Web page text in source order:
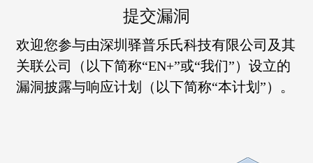
提交漏洞
欢迎您参与由深圳驿普乐氏科技有限公司及其
关联公司（以下简称“EN+”或“我们”）设立的
漏洞披露与响应计划（以下简称“本计划”）。